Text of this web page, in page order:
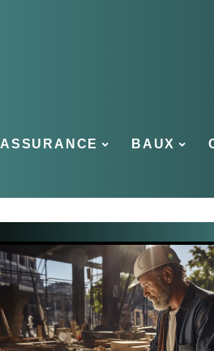
ASSURANCE BAUX